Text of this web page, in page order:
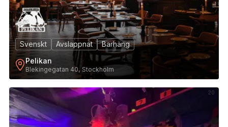
Svenskt Avslappnat
Barhäng
Pelikan
Blekingegatan 40, Stockholm
20